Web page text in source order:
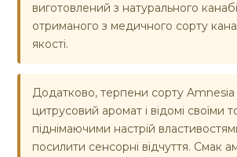
виготовлений з натурального
отриманого з медичного сорту
якості.
Додатково, терпени сорту
цитрусовий аромат і відомі своїми
піднімаючими настрій
посилити сенсорні відчуття. Смак